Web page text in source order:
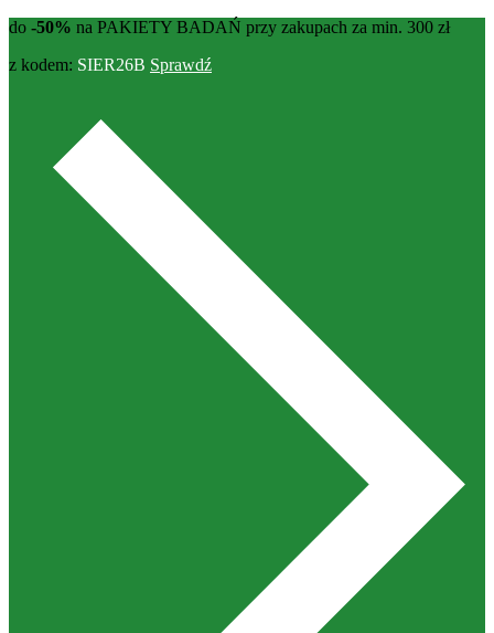
do -50% na PAKIETY BADAŃ przy zakupach za min. 300 zł
z kodem: SIER26B Sprawdź